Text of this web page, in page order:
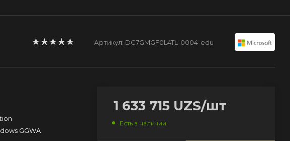
Артикул: DG7GMGF0L4TL-0004-edu
GGWA
1 633 715 UZS/шт
Есть в наличии